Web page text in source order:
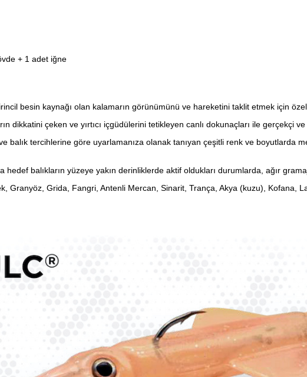
+ 1 adet iğne
besin kaynağı olan kalamarın görünümünü ve hareketini taklit etmek için
dikkatini çeken ve yırtıcı içgüdülerini tetikleyen canlı dokunaçları ile gerçekçi
balık tercihlerine göre uyarlamanıza olanak tanıyan çeşitli renk ve boyutlarda
balıkların yüzeye yakın derinliklerde aktif oldukları durumlarda, ağır
Granyöz, Grida, Fangri, Antenli Mercan, Sinarit, Trança, Akya (kuzu), Kofana,